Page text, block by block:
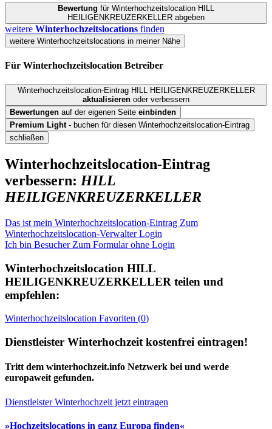
Bewertung für Winterhochzeitslocation HILL
HEILIGENKREUZERKELLER abgeben
weitere Winterhochzeitslocations finden
weitere Winterhochzeitslocations in meiner Nähe
Für Winterhochzeitslocation Betreiber
Winterhochzeitslocation-Eintrag HILL HEILIGENKREUZERKELLER
aktualisieren oder verbessern
Bewertungen auf der eigenen Seite einbinden
Premium Light- buchen für diesen Winterhochzeitslocation-Eintrag
schließen
Winterhochzeitslocation-Eintrag
verbessern: HILL
HEILIGENKREUZERKELLER
Das ist mein Winterhochzeitslocation-Eintrag Zum
Winterhochzeitslocation-Verwalter Login
Ich bin Besucher Zum Formular ohne Login
Winterhochzeitslocation HILL
HEILIGENKREUZERKELLER teilen und
empfehlen:
Winterhochzeitslocation Favoriten (0)
Dienstleister Winterhochzeit kostenfrei eintragen!
Tritt dem winterhochzeit.info Netzwerk bei und werde
europaweit gefunden.
Dienstleister Winterhochzeit jetzt eintragen
»Hochzeitslocations in ganz Europa finden«